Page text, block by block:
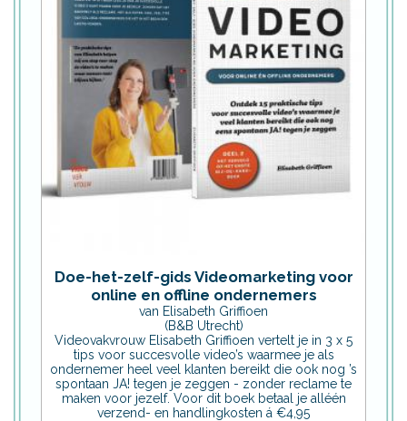
Doe-het-zelf-gids Videomarketing voor
online en offline ondernemers
van Elisabeth Griffioen
(B&B Utrecht)
Videovakvrouw Elisabeth Griffioen vertelt je in 3 x 5
tips voor succesvolle video’s waarmee je als
ondernemer heel veel klanten bereikt die ook nog ’s
spontaan JA! tegen je zeggen - zonder reclame te
maken voor jezelf. Voor dit boek betaal je alléén
verzend- en handlingkosten á €4,95